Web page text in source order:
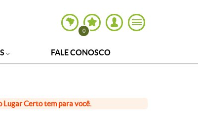
0
FALE CONOSCO
Lugar Certo tem para você.